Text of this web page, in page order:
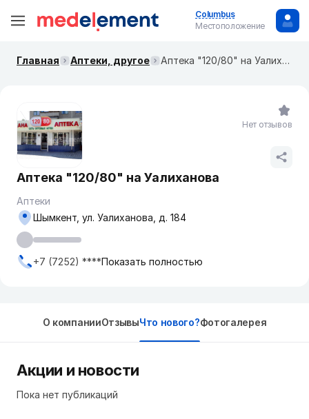
Columbus
Местоположение
Главная Аптеки, другое Аптека "120/80" на Уалиханова
Аптека "120/80" на Уалиханова
Аптеки
Шымкент, ул. Уалиханова, д. 184
+7 (7252) ****Показать полностью
Нет отзывов
О компанииОтзывыЧто нового?Фотогалерея
Акции и новости
Пока нет публикаций